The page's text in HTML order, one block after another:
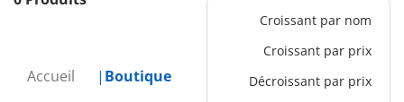
Accueil Boutique
Croissant par nom
Croissant par prix
Décroissant par prix